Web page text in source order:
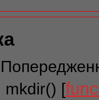
mkdir() [